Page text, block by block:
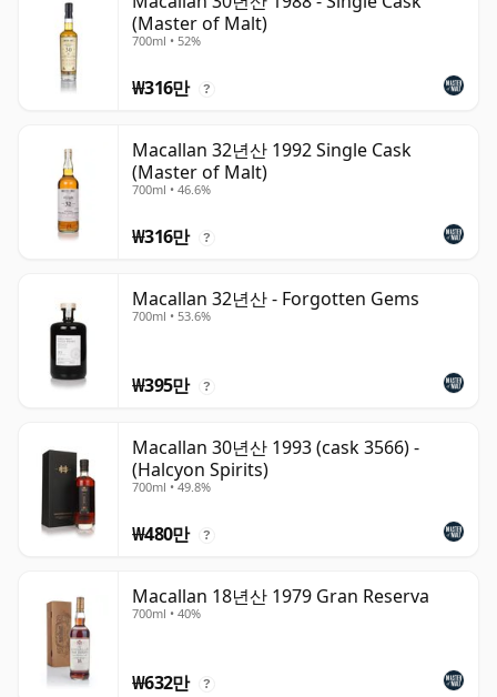
(Master of Malt)
700ml • 52%
₩316만 ?
Macallan 32년산 1992 Single Cask
(Master of Malt)
700ml • 46.6%
₩316만 ?
Macallan 32년산 - Forgotten Gems
700ml • 53.6%
₩395만 ?
Macallan 30년산 1993 (cask 3566) -
(Halcyon Spirits)
700ml • 49.8%
₩480만 ?
Macallan 18년산 1979 Gran Reserva
700ml • 40%
₩632만 ?